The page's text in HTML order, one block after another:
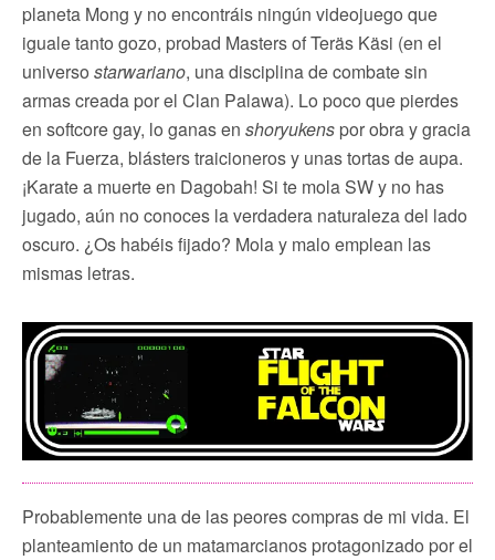
planeta Mong y no encontráis ningún videojuego que
iguale tanto gozo, probad Masters of Teräs Käsi (en el
universo starwariano, una disciplina de combate sin
armas creada por el Clan Palawa). Lo poco que pierdes
en softcore gay, lo ganas en shoryukens por obra y gracia
de la Fuerza, blásters traicioneros y unas tortas de aupa.
¡Karate a muerte en Dagobah! Si te mola SW y no has
jugado, aún no conoces la verdadera naturaleza del lado
oscuro. ¿Os habéis fijado? Mola y malo emplean las
mismas letras.
Probablemente una de las peores compras de mi vida. El
planteamiento de un matamarcianos protagonizado por el